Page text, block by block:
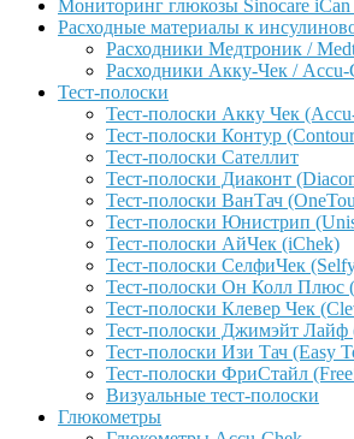
Мониторинг глюкозы Sinocare
Расходные материалы к
Расходники Медтроник /
Расходники Акку-Чек / Accu-
Тест-полоски
Тест-полоски Акку Чек
Тест-полоски Контур
Тест-полоски Сателлит
Тест-полоски Диаконт
Тест-полоски ВанТач
Тест-полоски Юнистрип
Тест-полоски АйЧек (iChek)
Тест-полоски СелфиЧек
Тест-полоски Он Колл Плюс
Тест-полоски Клевер Чек
Тест-полоски Джимэйт Лайф
Тест-полоски Изи Тач (Easy
Тест-полоски ФриCтайл
Визуальные тест-полоски
Глюкометры